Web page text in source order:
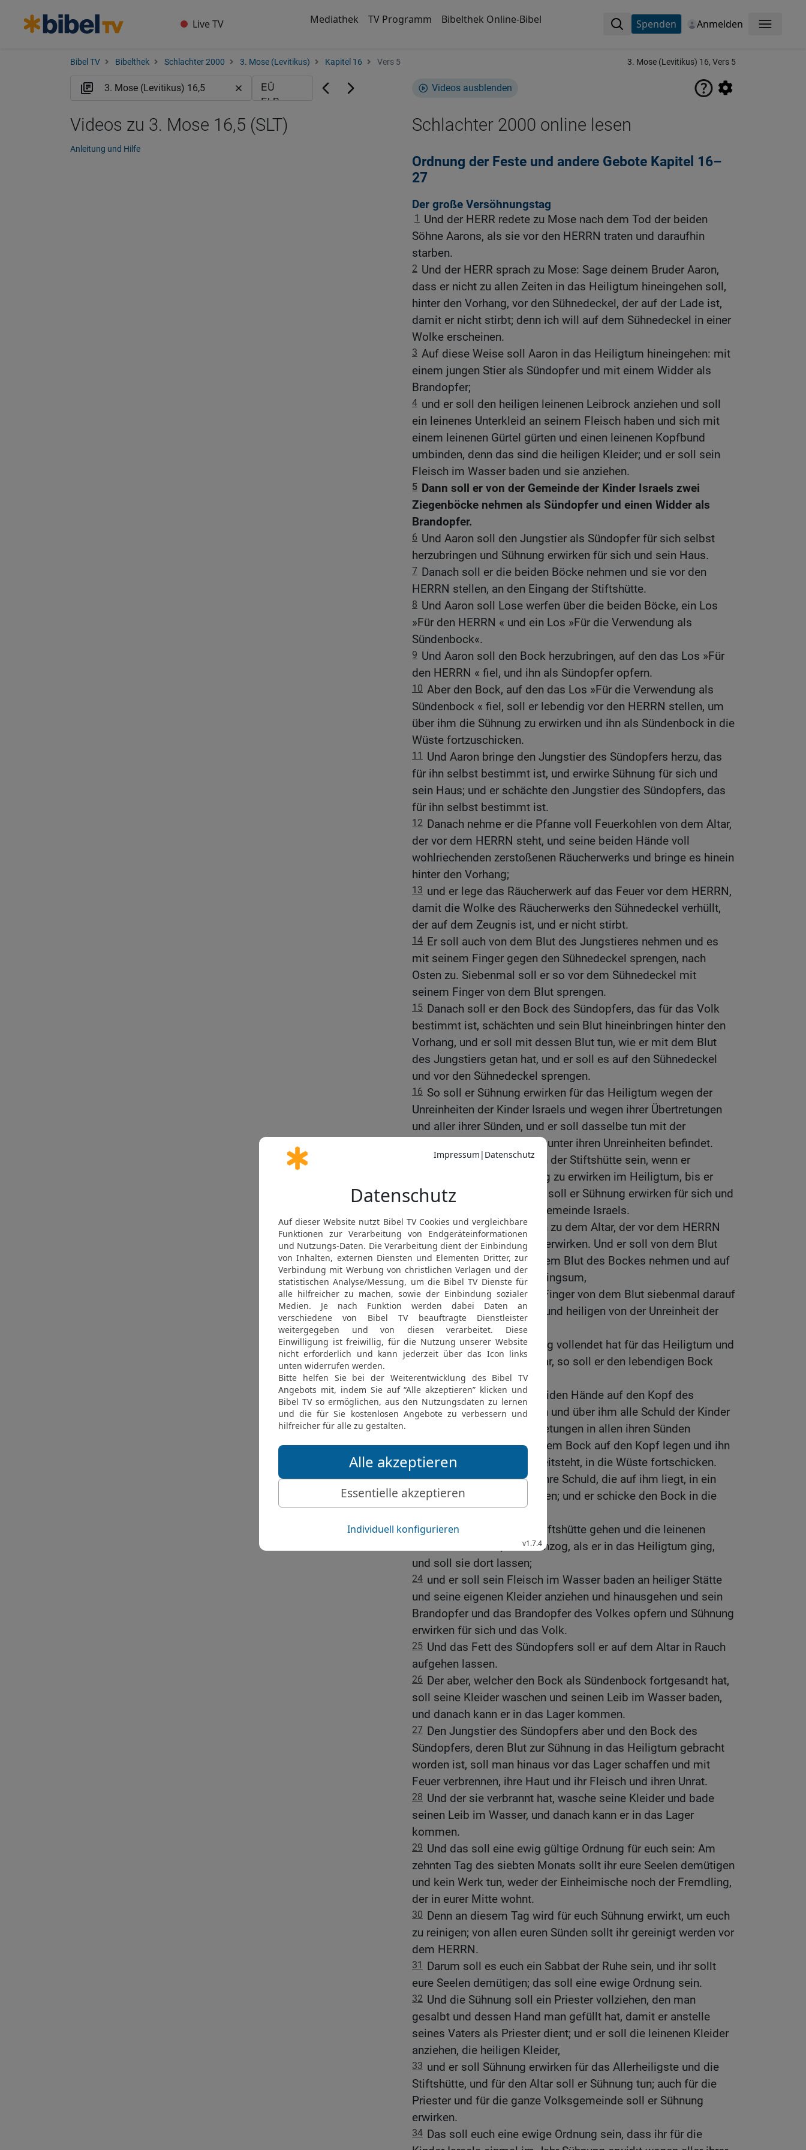
Live TV Mediathek TV Programm Bibelthek Online-Bibel Spenden Anmelden Menü
Bibel TV Bibelthek Schlachter 2000 3. Mose (Levitikus) Kapitel 16 Vers 5 3. Mose (Levitikus) 16, Vers 5
Videos ausblenden
Schlachter 2000 online lesen
Ordnung der Feste und andere Gebote Kapitel 16–
27
Der große Versöhnungstag
1
Und der HERR redete zu Mose nach dem Tod der beiden
Söhne Aarons, als sie vor den HERRN traten und daraufhin
starben.
2 Und der HERR sprach zu Mose: Sage deinem Bruder Aaron,
dass er nicht zu allen Zeiten in das Heiligtum hineingehen soll,
hinter den Vorhang, vor den Sühnedeckel, der auf der Lade ist,
damit er nicht stirbt; denn ich will auf dem Sühnedeckel in einer
Wolke erscheinen.
3 Auf diese Weise soll Aaron in das Heiligtum hineingehen: mit
einem jungen Stier als Sündopfer und mit einem Widder als
Brandopfer;
4 und er soll den heiligen leinenen Leibrock anziehen und soll
ein leinenes Unterkleid an seinem Fleisch haben und sich mit
einem leinenen Gürtel gürten und einen leinenen Kopfbund
umbinden, denn das sind die heiligen Kleider; und er soll sein
Fleisch im Wasser baden und sie anziehen.
5 Dann soll er von der Gemeinde der Kinder Israels zwei
Ziegenböcke nehmen als Sündopfer und einen Widder als
Brandopfer.
6 Und Aaron soll den Jungstier als Sündopfer für sich selbst
herzubringen und Sühnung erwirken für sich und sein Haus.
7 Danach soll er die beiden Böcke nehmen und sie vor den
HERRN stellen, an den Eingang der Stiftshütte.
8 Und Aaron soll Lose werfen über die beiden Böcke, ein Los
»Für den HERRN « und ein Los »Für die Verwendung als
Sündenbock«.
9 Und Aaron soll den Bock herzubringen, auf den das Los »Für
den HERRN « fiel, und ihn als Sündopfer opfern.
10 Aber den Bock, auf den das Los »Für die Verwendung als
Sündenbock « fiel, soll er lebendig vor den HERRN stellen, um
über ihm die Sühnung zu erwirken und ihn als Sündenbock in die
Wüste fortzuschicken.
11
Und Aaron bringe den Jungstier des Sündopfers herzu, das
für ihn selbst bestimmt ist, und erwirke Sühnung für sich und
sein Haus; und er schächte den Jungstier des Sündopfers, das
für ihn selbst bestimmt ist.
12 Danach nehme er die Pfanne voll Feuerkohlen von dem Altar,
der vor dem HERRN steht, und seine beiden Hände voll
wohlriechenden zerstoßenen Räucherwerks und bringe es hinein
hinter den Vorhang;
13 und er lege das Räucherwerk auf das Feuer vor dem HERRN,
damit die Wolke des Räucherwerks den Sühnedeckel verhüllt,
der auf dem Zeugnis ist, und er nicht stirbt.
14 Er soll auch von dem Blut des Jungstieres nehmen und es
mit seinem Finger gegen den Sühnedeckel sprengen, nach
Osten zu. Siebenmal soll er so vor dem Sühnedeckel mit
seinem Finger von dem Blut sprengen.
15 Danach soll er den Bock des Sündopfers, das für das Volk
bestimmt ist, schächten und sein Blut hineinbringen hinter den
Vorhang, und er soll mit dessen Blut tun, wie er mit dem Blut
des Jungstiers getan hat, und er soll es auf den Sühnedeckel
und vor den Sühnedeckel sprengen.
16 So soll er Sühnung erwirken für das Heiligtum wegen der
Unreinheiten der Kinder Israels und wegen ihrer Übertretungen
und aller ihrer Sünden, und er soll dasselbe tun mit der
Stiftshütte, die sich mitten unter ihren Unreinheiten befindet.
Und kein Mensch soll in der Stiftshütte sein, wenn er
hineingeht, um die Sühnung zu erwirken im Heiligtum, bis er
wieder hinausgeht. Und so soll er Sühnung erwirken für sich und
sein Haus und die ganze Gemeinde Israels.
18 Und er soll hinausgehen zu dem Altar, der vor dem HERRN
steht, und für ihn Sühnung erwirken. Und er soll von dem Blut
des Jungstieres und von dem Blut des Bockes nehmen und auf
die Hörner des Altars tun, ringsum,
19 und er soll mit seinem Finger von dem Blut siebenmal darauf
sprengen und ihn reinigen und heiligen von der Unreinheit der
Kinder Israels.
20 Und wenn er die Sühnung vollendet hat für das Heiligtum und
die Stiftshütte und den Altar, so soll er den lebendigen Bock
herzubringen.
21 Und Aaron soll seine beiden Hände auf den Kopf des
lebendigen Bockes stützen und über ihm alle Schuld der Kinder
Israels und alle ihre Übertretungen in allen ihren Sünden
bekennen, und er soll sie dem Bock auf den Kopf legen und ihn
durch einen Mann, der bereitsteht, in die Wüste fortschicken.
22 Und der Bock soll alle ihre Schuld, die auf ihm liegt, in ein
abgeschiedenes Land tragen; und er schicke den Bock in die
23 Und Aaron soll in die Stiftshütte gehen und die leinenen
Kleider ausziehen, die er anzog, als er in das Heiligtum ging,
und soll sie dort lassen;
24 und er soll sein Fleisch im Wasser baden an heiliger Stätte
und seine eigenen Kleider anziehen und hinausgehen und sein
Brandopfer und das Brandopfer des Volkes opfern und Sühnung
erwirken für sich und das Volk.
25 Und das Fett des Sündopfers soll er auf dem Altar in Rauch
aufgehen lassen.
26 Der aber, welcher den Bock als Sündenbock fortgesandt hat,
soll seine Kleider waschen und seinen Leib im Wasser baden,
und danach kann er in das Lager kommen.
27 Den Jungstier des Sündopfers aber und den Bock des
Sündopfers, deren Blut zur Sühnung in das Heiligtum gebracht
worden ist, soll man hinaus vor das Lager schaffen und mit
Feuer verbrennen, ihre Haut und ihr Fleisch und ihren Unrat.
28 Und der sie verbrannt hat, wasche seine Kleider und bade
seinen Leib im Wasser, und danach kann er in das Lager
kommen.
29 Und das soll eine ewig gültige Ordnung für euch sein: Am
zehnten Tag des siebten Monats sollt ihr eure Seelen demütigen
und kein Werk tun, weder der Einheimische noch der Fremdling,
der in eurer Mitte wohnt.
30 Denn an diesem Tag wird für euch Sühnung erwirkt, um euch
zu reinigen; von allen euren Sünden sollt ihr gereinigt werden vor
dem HERRN.
31
Darum soll es euch ein Sabbat der Ruhe sein, und ihr sollt
eure Seelen demütigen; das soll eine ewige Ordnung sein.
32 Und die Sühnung soll ein Priester vollziehen, den man
gesalbt und dessen Hand man gefüllt hat, damit er anstelle
seines Vaters als Priester dient; und er soll die leinenen Kleider
anziehen, die heiligen Kleider,
33 und er soll Sühnung erwirken für das Allerheiligste und die
Stiftshütte, und für den Altar soll er Sühnung tun; auch für die
Priester und für die ganze Volksgemeinde soll er Sühnung
erwirken.
34 Das soll euch eine ewige Ordnung sein, dass ihr für die
Videos zu 3. Mose 16,5 (SLT)
Anleitung und Hilfe